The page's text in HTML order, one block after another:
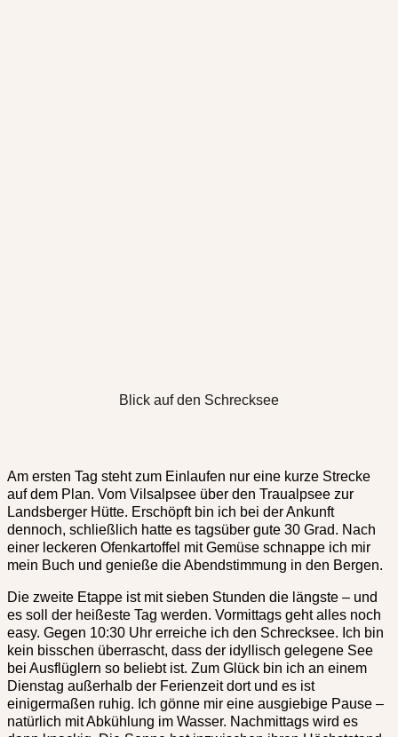
Blick auf den Schrecksee
Am ersten Tag steht zum Einlaufen nur eine kurze Strecke
auf dem Plan. Vom Vilsalpsee über den Traualpsee zur
Landsberger Hütte. Erschöpft bin ich bei der Ankunft
dennoch, schließlich hatte es tagsüber gute 30 Grad. Nach
einer leckeren Ofenkartoffel mit Gemüse schnappe ich mir
mein Buch und genieße die Abendstimmung in den Bergen.
Die zweite Etappe ist mit sieben Stunden die längste – und
es soll der heißeste Tag werden. Vormittags geht alles noch
easy. Gegen 10:30 Uhr erreiche ich den Schrecksee. Ich bin
kein bisschen überrascht, dass der idyllisch gelegene See
bei Ausflüglern so beliebt ist. Zum Glück bin ich an einem
Dienstag außerhalb der Ferienzeit dort und es ist
einigermaßen ruhig. Ich gönne mir eine ausgiebige Pause –
natürlich mit Abkühlung im Wasser. Nachmittags wird es